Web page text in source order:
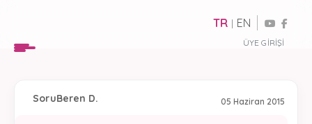
ÜYE GIRIŞI
TR | EN
05 Haziran 2015
SoruBeren D.